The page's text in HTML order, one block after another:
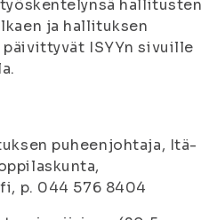
hallitusten
ja hallituksen
ISYYn sivuille
puheenjohtaja, Itä-
p. 044 576 8404